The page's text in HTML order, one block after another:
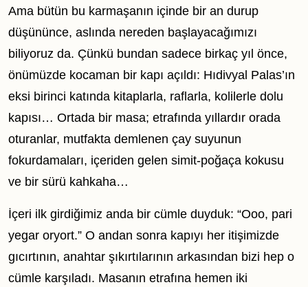
Ama bütün bu karmaşanın içinde bir an durup
düşününce, aslında nereden başlayacağımızı
biliyoruz da. Çünkü bundan sadece birkaç yıl önce,
önümüzde kocaman bir kapı açıldı: Hıdivyal Palas’ın
eksi birinci katında kitaplarla, raflarla, kolilerle dolu
kapısı… Ortada bir masa; etrafında yıllardır orada
oturanlar, mutfakta demlenen çay suyunun
fokurdamaları, içeriden gelen simit-poğaça kokusu
ve bir sürü kahkaha…
İçeri ilk girdiğimiz anda bir cümle duyduk: “Ooo, pari
yegar oryort.” O andan sonra kapıyı her itişimizde
gıcırtının, anahtar şıkırtılarının arkasından bizi hep o
cümle karşıladı. Masanın etrafına hemen iki